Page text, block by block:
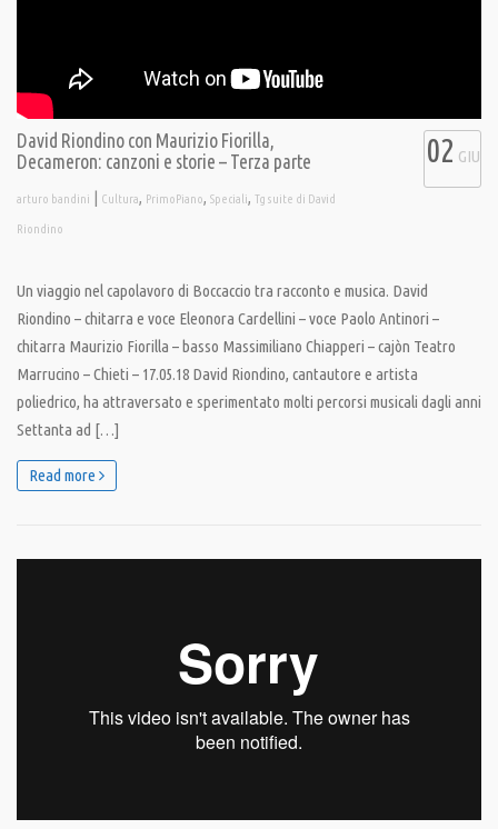
David Riondino con Maurizio Fiorilla,
Decameron: canzoni e storie – Terza parte
arturo bandini | Cultura, PrimoPiano, Speciali, Tg suite di David
Riondino
02 GIU
Un viaggio nel capolavoro di Boccaccio tra racconto e musica. David
Riondino – chitarra e voce Eleonora Cardellini – voce Paolo Antinori –
chitarra Maurizio Fiorilla – basso Massimiliano Chiapperi – cajòn Teatro
Marrucino – Chieti – 17.05.18 David Riondino, cantautore e artista
poliedrico, ha attraversato e sperimentato molti percorsi musicali dagli anni
Settanta ad […]
Read more